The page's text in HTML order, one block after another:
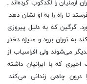
ارمنیان را لگدكوب كرده‌اند ـ
تا راه را به او نشان دهد.
گرگین كه به دلیل پیروزی
به توران برود و منیژه دختر
می‌شوند ولی افراسیاب از
كه با ایرانیان داشته
چاهی زندانی می‌كند.